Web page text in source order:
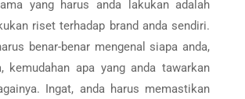
yang harus anda lakukan adalah
riset terhadap brand anda sendiri.
benar-benar mengenal siapa anda,
kemudahan apa yang anda tawarkan
Ingat, anda harus memastikan